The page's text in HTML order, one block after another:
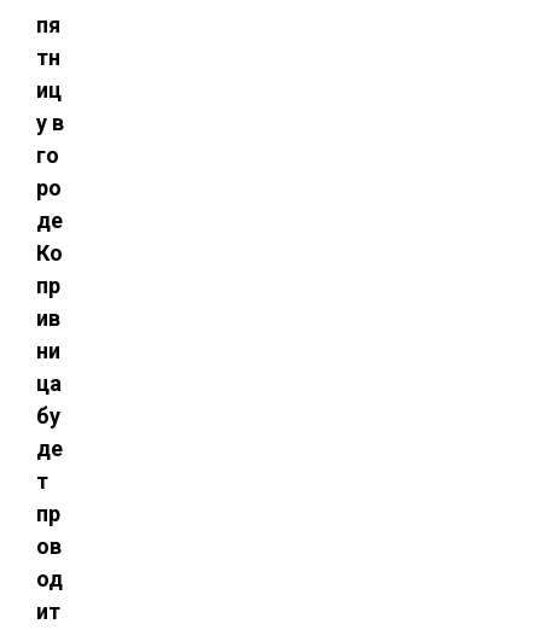
пя
тн
иц
у в
го
ро
де
Ко
пр
ив
ни
ца
бу
де
т
пр
ов
од
ит